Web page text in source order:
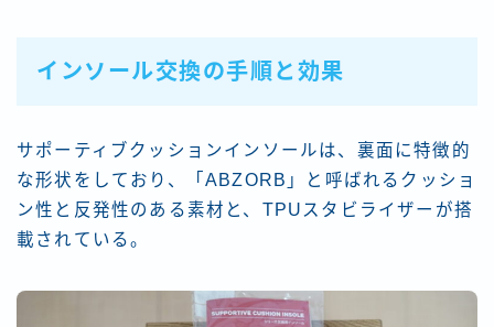
インソール交換の手順と効果
サポーティブクッションインソールは、裏面に特徴的
な形状をしており、「ABZORB」と呼ばれるクッショ
ン性と反発性のある素材と、TPUスタビライザーが搭
載されている。